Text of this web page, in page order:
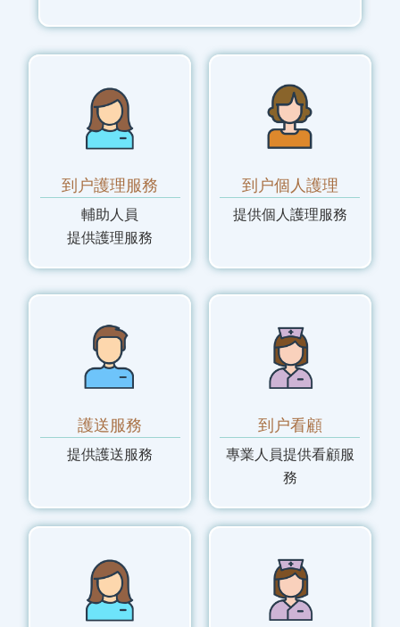
到户護理服務
輔助人員
提供護理服務
到户個人護理
提供個人護理服務
護送服務
提供護送服務
到户看顧
專業人員提供看顧服
務